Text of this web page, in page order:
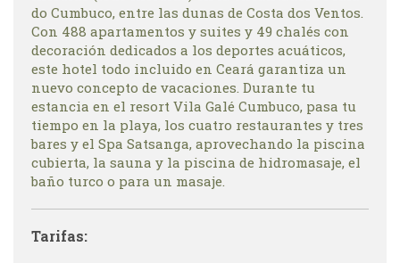
do Cumbuco, entre las dunas de Costa dos Ventos.
Con 488 apartamentos y suites y 49 chalés con
decoración dedicados a los deportes acuáticos,
este hotel todo incluido en Ceará garantiza un
nuevo concepto de vacaciones. Durante tu
estancia en el resort Vila Galé Cumbuco, pasa tu
tiempo en la playa, los cuatro restaurantes y tres
bares y el Spa Satsanga, aprovechando la piscina
cubierta, la sauna y la piscina de hidromasaje, el
baño turco o para un masaje.
Tarifas: